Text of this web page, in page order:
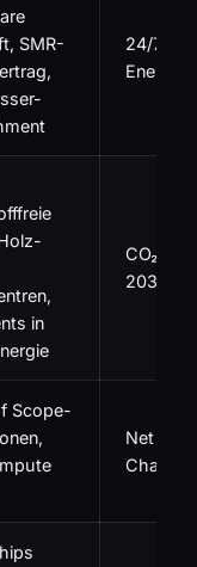
SMR-
24/7
Energie
in
CO₂-
2030
Scope-
Net
Chain